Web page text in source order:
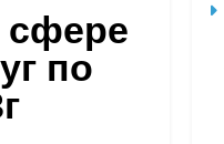
сфере
по